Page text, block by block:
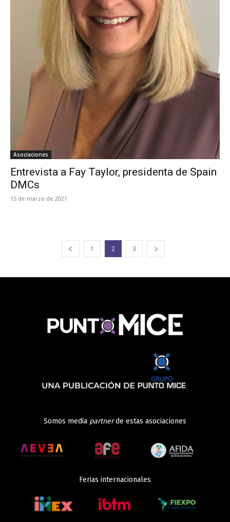
Asociaciones
Entrevista a Fay Taylor, presidenta de Spain
DMCs
15 de marzo de 2021
1 2 3
Somos media partnerde estas asociaciones
Ferias internacionales